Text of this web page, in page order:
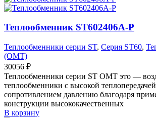
Теплообменник ST602406A-P
Теплообменники серии ST, Серия ST60,
(OMT)
30056 ₽
Теплообменники серии ST OMT это —
теплообменники с высокой
сопротивлением давлению благодаря
конструкции высококачественных
В корзину